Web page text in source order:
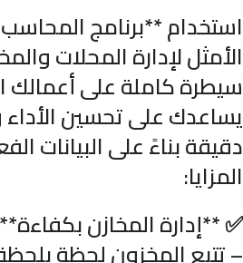
استخدام **برنامج
الأمثل لإدارة المحلات
سيطرة كاملة على أعمالك
يساعدك على تحسين الأداء
دقيقة بناءً على البيانات
المزايا:
✅ **إدارة المخازن بكفاءة**
– تتبع المخزون لحظة